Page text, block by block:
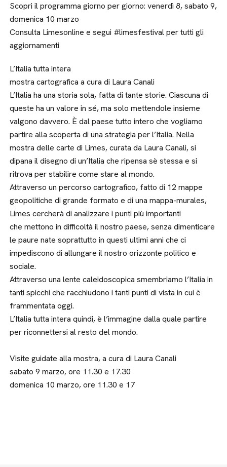
Scopri il programma giorno per giorno: venerdì 8, sabato 9,
domenica 10 marzo
Consulta Limesonline e segui #limesfestival per tutti gli
aggiornamenti
L’Italia tutta intera
mostra cartografica a cura di Laura Canali
L’Italia ha una storia sola, fatta di tante storie. Ciascuna di
queste ha un valore in sé, ma solo mettendole insieme
valgono davvero. È dal paese tutto intero che vogliamo
partire alla scoperta di una strategia per l’Italia. Nella
mostra delle carte di Limes, curata da Laura Canali, si
dipana il disegno di un’Italia che ripensa sè stessa e si
ritrova per stabilire come stare al mondo.
Attraverso un percorso cartografico, fatto di 12 mappe
geopolitiche di grande formato e di una mappa-murales,
Limes cercherà di analizzare i punti più importanti
che mettono in difficoltà il nostro paese, senza dimenticare
le paure nate soprattutto in questi ultimi anni che ci
impediscono di allungare il nostro orizzonte politico e
sociale.
Attraverso una lente caleidoscopica smembriamo l’Italia in
tanti spicchi che racchiudono i tanti punti di vista in cui è
frammentata oggi.
L’Italia tutta intera quindi, è l’immagine dalla quale partire
per riconnettersi al resto del mondo.
Visite guidate alla mostra, a cura di Laura Canali
sabato 9 marzo, ore 11.30 e 17.30
domenica 10 marzo, ore 11.30 e 17